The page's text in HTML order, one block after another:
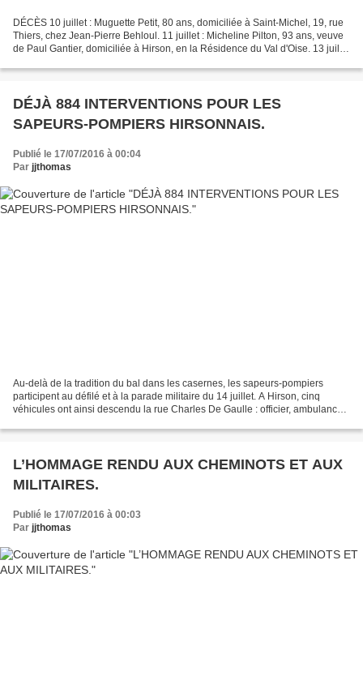
DÉCÈS 10 juillet : Muguette Petit, 80 ans, domiciliée à Saint-Michel, 19, rue
Thiers, chez Jean-Pierre Behloul. 11 juillet : Micheline Pilton, 93 ans, veuve
de Paul Gantier, domiciliée à Hirson, en la Résidence du Val d'Oise. 13 juillet
DÉJÀ 884 INTERVENTIONS POUR LES
SAPEURS-POMPIERS HIRSONNAIS.
Publié le 17/07/2016 à 00:04
Par jjthomas
Au-delà de la tradition du bal dans les casernes, les sapeurs-pompiers
participent au défilé et à la parade militaire du 14 juillet. A Hirson, cinq
véhicules ont ainsi descendu la rue Charles De Gaulle : officier, ambulance,
L’HOMMAGE RENDU AUX CHEMINOTS ET AUX
MILITAIRES.
Publié le 17/07/2016 à 00:03
Par jjthomas